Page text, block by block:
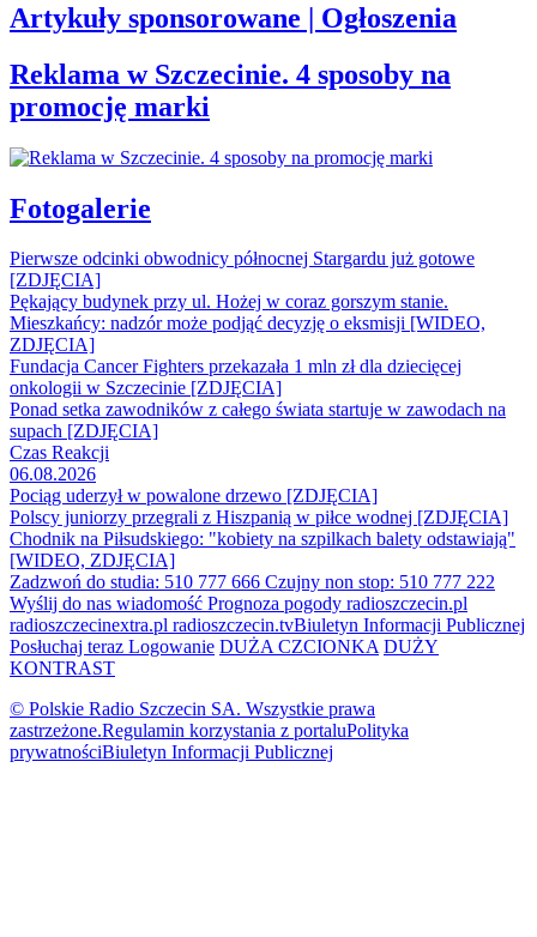
Artykuły sponsorowane | Ogłoszenia
Reklama w Szczecinie. 4 sposoby na
promocję marki
Fotogalerie
Pierwsze odcinki obwodnicy północnej Stargardu już gotowe
[ZDJĘCIA]
Pękający budynek przy ul. Hożej w coraz gorszym stanie.
Mieszkańcy: nadzór może podjąć decyzję o eksmisji [WIDEO,
ZDJĘCIA]
Fundacja Cancer Fighters przekazała 1 mln zł dla dziecięcej
onkologii w Szczecinie [ZDJĘCIA]
Ponad setka zawodników z całego świata startuje w zawodach na
supach [ZDJĘCIA]
Czas Reakcji
06.08.2026
Pociąg uderzył w powalone drzewo [ZDJĘCIA]
Polscy juniorzy przegrali z Hiszpanią w piłce wodnej [ZDJĘCIA]
Chodnik na Piłsudskiego: "kobiety na szpilkach balety odstawiają"
[WIDEO, ZDJĘCIA]
Zadzwoń do studia: 510 777 666 Czujny non stop: 510 777 222
Wyślij do nas wiadomość Prognoza pogody radioszczecin.pl
radioszczecinextra.pl radioszczecin.tvBiuletyn Informacji Publicznej
Posłuchaj teraz Logowanie DUŻA CZCIONKA DUŻY
KONTRAST
© Polskie Radio Szczecin SA. Wszystkie prawa
zastrzeżone.Regulamin korzystania z portaluPolityka
prywatnościBiuletyn Informacji Publicznej